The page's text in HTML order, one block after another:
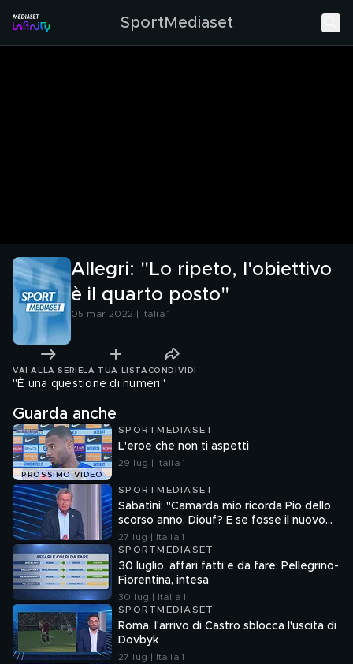
SportMediaset
Allegri: "Lo ripeto, l'obiettivo
è il quarto posto"
05 mar 2022 | Italia 1
VAI ALLA SERIE LA TUA LISTA CONDIVIDI
"È una questione di numeri"
Guarda anche
PROSSIMO VIDEO
SPORTMEDIASET
L'eroe che non ti aspetti
29 lug | Italia 1
SPORTMEDIASET
Sabatini: "Camarda mio ricorda Pio dello
scorso anno. Diouf? E se fosse il nuovo
Dumfries?"
27 lug | Italia 1
SPORTMEDIASET
30 luglio, affari fatti e da fare: Pellegrino-
Fiorentina, intesa
30 lug | Italia 1
SPORTMEDIASET
Roma, l'arrivo di Castro sblocca l'uscita di
Dovbyk
27 lug | Italia 1